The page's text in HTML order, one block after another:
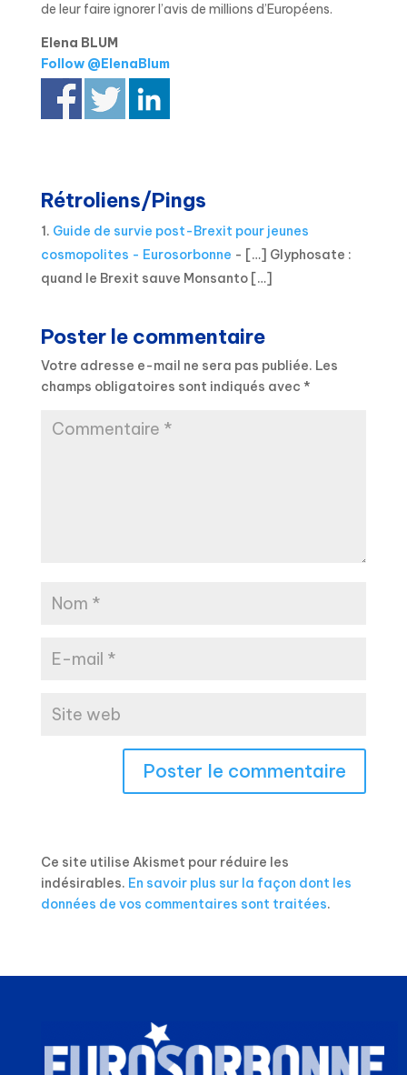
de leur faire ignorer l’avis de millions d’Européens.
Elena BLUM
Follow @ElenaBlum
Rétroliens/Pings
Guide de survie post-Brexit pour jeunes
cosmopolites - Eurosorbonne - […] Glyphosate :
quand le Brexit sauve Monsanto […]
Poster le commentaire
Votre adresse e-mail ne sera pas publiée. Les
champs obligatoires sont indiqués avec *
Ce site utilise Akismet pour réduire les
indésirables. En savoir plus sur la façon dont les
données de vos commentaires sont traitées.